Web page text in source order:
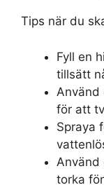
Tips när du
Fyll en
tillsätt
Använd
för att
Spraya
torka